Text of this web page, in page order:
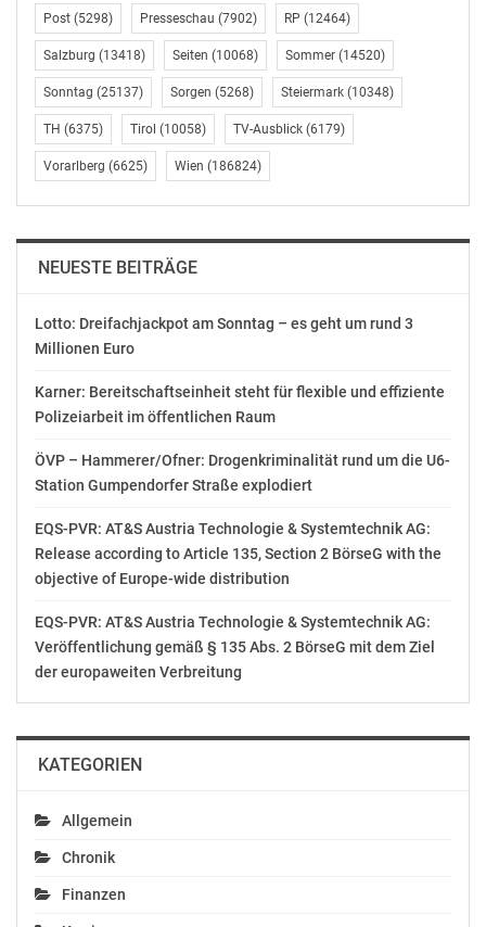
See (Bezirk Scheibbs), der Musikverein Randegg (Bezirk
Scheibbs), der Musikverein Trattenbach (Bezirk
Neunkirchen) und das Blasorchester Waidhofen an der
Thaya. Der Gewinner der ersten Wertungswoche wird
am 13. April nach 7.00 Uhr auf Radio NÖ bekannt
gegeben.
April um 17.00 Uhr auf noe.ORF.at. Es treten an die
Stadtkapelle Melk, die Münichreither
Jugendmusikkapelle Pernegg (Bezirk Horn), die
Musikkapelle Pernitz (Bezirk Wr. Neustadt-Land), der
Musikverein St. Pantaleon (Bezirk Amstetten), die
Musikverein Traismauer (Bezirk St. Pölten-Land) und
die Musikkapelle Waidmannsfeld (Bezirk Wr. Neustadt-
am 20. April nach 7.00 Uhr auf Radio NÖ bekannt
gegeben.
Die dritte Wertungswoche:
Die Abstimmung läuft von 22. April um 5.00 Uhr bis 26.
April um 17.00 Uhr auf noe.ORF.at. Es treten an die
(Bezirk Neunkirchen), der Erste Gänserndorfer
Musikverein, der Musikverein Hilm-Kematen (Bezirk
Stadtkapelle Langenlois (Bezirk Krems-Land), die
Musikkapelle Mauer (Bezirk Melk) und die
(Waidhofen an der Ybbs). Der Gewinner der dritten
Post (5298) Presseschau (7902) RP (12464)
Salzburg (13418) Seiten (10068) Sommer (14520)
Sonntag (25137) Sorgen (5268) Steiermark (10348)
TH (6375) Tirol (10058) TV-Ausblick (6179)
Vorarlberg (6625) Wien (186824)
NEUESTE BEITRÄGE
Lotto: Dreifachjackpot am Sonntag – es geht um rund 3
Millionen Euro
Karner: Bereitschaftseinheit steht für flexible und effiziente
Polizeiarbeit im öffentlichen Raum
ÖVP – Hammerer/Ofner: Drogenkriminalität rund um die U6-
Station Gumpendorfer Straße explodiert
EQS-PVR: AT&S Austria Technologie & Systemtechnik AG:
Release according to Article 135, Section 2 BörseG with the
objective of Europe-wide distribution
EQS-PVR: AT&S Austria Technologie & Systemtechnik AG:
Veröffentlichung gemäß § 135 Abs. 2 BörseG mit dem Ziel
der europaweiten Verbreitung
KATEGORIEN
Allgemein
Chronik
Finanzen